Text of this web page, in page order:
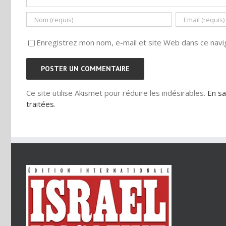
Enregistrez mon nom, e-mail et site Web dans ce
Ce site utilise Akismet pour réduire les indésirables. En
traitées.